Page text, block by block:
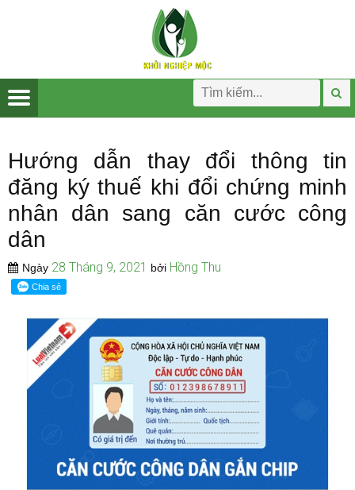
Hướng dẫn thay đổi thông tin
đăng ký thuế khi đổi chứng minh
nhân dân sang căn cước công
dân
Ngày 28 Tháng 9, 2021 bởi Hồng Thu